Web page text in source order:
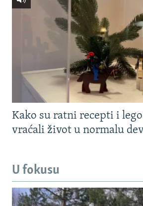
Kako su ratni recepti i
vraćali život u normalu
U fokusu